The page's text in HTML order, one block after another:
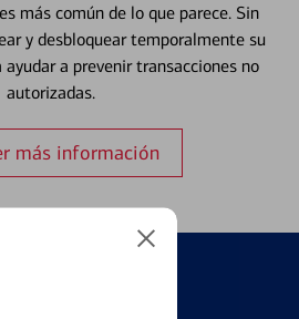
más común de lo que parece. Sin
y desbloquear temporalmente su
a prevenir transacciones no
autorizadas.
más información